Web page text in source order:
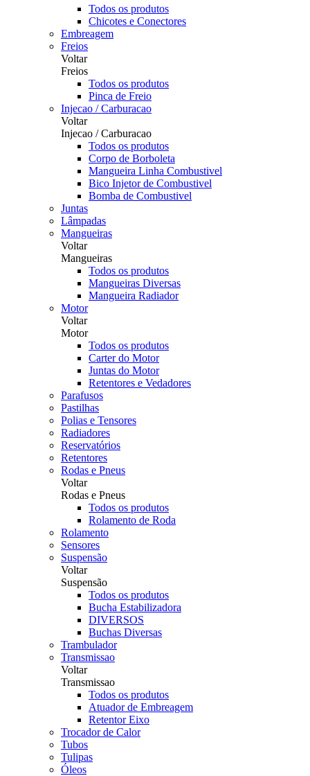
Todos os produtos
Chicotes e Conectores
Embreagem
Freios
Voltar
Freios
Todos os produtos
Pinca de Freio
Injecao / Carburacao
Voltar
Injecao / Carburacao
Todos os produtos
Corpo de Borboleta
Mangueira Linha Combustivel
Bico Injetor de Combustivel
Bomba de Combustivel
Juntas
Lâmpadas
Mangueiras
Voltar
Mangueiras
Todos os produtos
Mangueiras Diversas
Mangueira Radiador
Motor
Voltar
Motor
Todos os produtos
Carter do Motor
Juntas do Motor
Retentores e Vedadores
Parafusos
Pastilhas
Polias e Tensores
Radiadores
Reservatórios
Retentores
Rodas e Pneus
Voltar
Rodas e Pneus
Todos os produtos
Rolamento de Roda
Rolamento
Sensores
Suspensão
Voltar
Suspensão
Todos os produtos
Bucha Estabilizadora
DIVERSOS
Buchas Diversas
Trambulador
Transmissao
Voltar
Transmissao
Todos os produtos
Atuador de Embreagem
Retentor Eixo
Trocador de Calor
Tubos
Tulipas
Óleos